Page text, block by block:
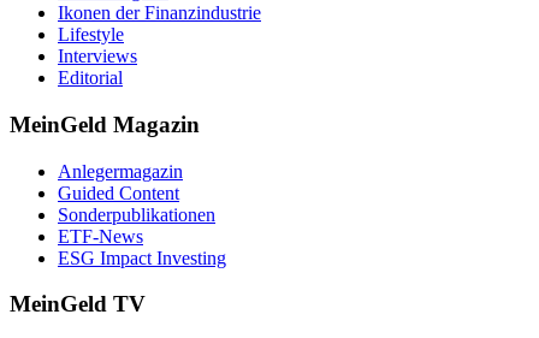
Ikonen der Finanzindustrie
Lifestyle
Interviews
Editorial
MeinGeld Magazin
Anlegermagazin
Guided Content
Sonderpublikationen
ETF-News
ESG Impact Investing
MeinGeld TV